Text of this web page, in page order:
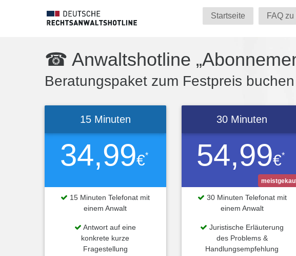
Startseite FAQ
☎ Anwaltshotline
Beratungspaket zum Festpreis
34,99€*
15 Minuten
15 Minuten Telefonat mit
einem Anwalt
Antwort auf eine
konkrete kurze
Fragestellung
54,99€*
30 Minuten
30 Minuten Telefonat mit
einem Anwalt
Juristische Erläuterung
des Problems &
Handlungsempfehlung